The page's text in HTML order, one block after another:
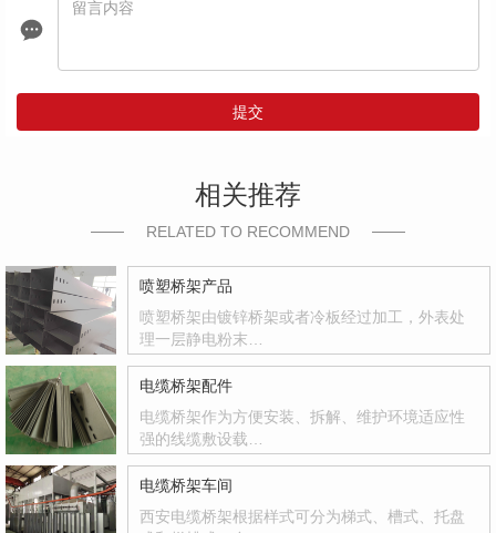
提交
相关推荐
RELATED TO RECOMMEND
喷塑桥架产品
喷塑桥架由镀锌桥架或者冷板经过加工，外表处
理一层静电粉末…
电缆桥架配件
电缆桥架作为方便安装、拆解、维护环境适应性
强的线缆敷设载…
电缆桥架车间
西安电缆桥架根据样式可分为梯式、槽式、托盘